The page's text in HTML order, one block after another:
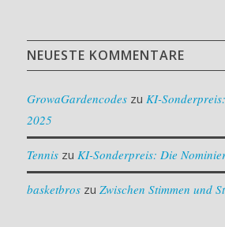
NEUESTE KOMMENTARE
GrowaGardencodeszu KI-
2025
Tenniszu KI-Sonderpreis: Die
basketbroszu Zwischen Stimmen und